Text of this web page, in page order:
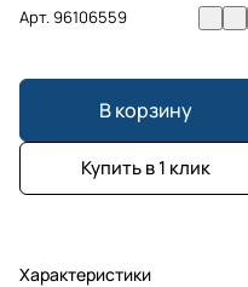
Арт.96106559
В корзину
Купить в 1 клик
Характеристики